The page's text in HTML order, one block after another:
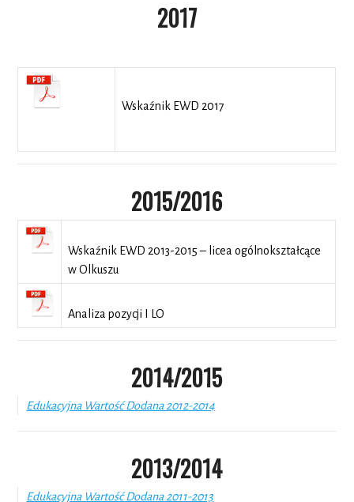
2017
Wskaźnik EWD 2017
2015/2016
Wskaźnik EWD 2013-2015 – licea ogólnokształcące
w Olkuszu
Analiza pozycji I LO
2014/2015
Edukacyjna Wartość Dodana 2012-2014
2013/2014
Edukacyjna Wartość Dodana 2011-2013